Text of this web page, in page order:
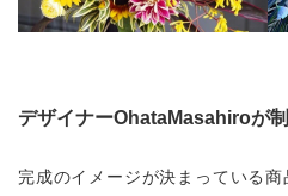
デザイナーOhataMasahiroが
完成のイメージが決まっている商